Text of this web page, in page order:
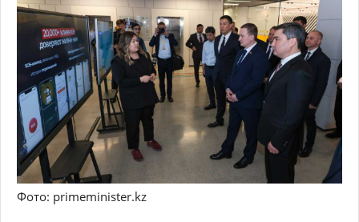
Фото: primeminister.kz